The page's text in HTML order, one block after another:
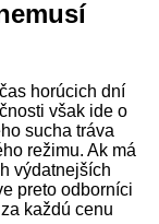
horúcich dní
však ide o
sucha tráva
režimu. Ak má
výdatnejších
preto odborníci
každú cenu